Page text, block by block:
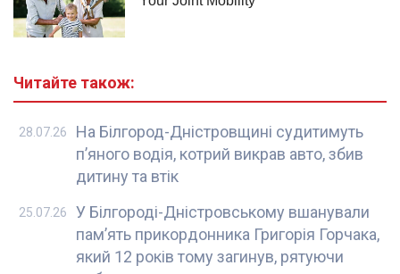
Читайте також:
На Білгород-Дністровщині судитимуть
п’яного водія, котрий викрав авто, збив
дитину та втік
28.07.26
У Білгороді-Дністровському вшанували
пам’ять прикордонника Григорія Горчака,
який 12 років тому загинув, рятуючи
25.07.26